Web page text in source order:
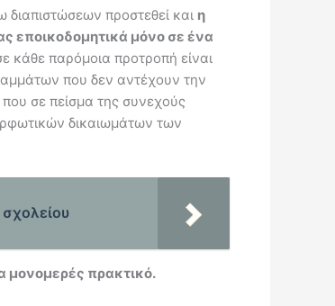
προστεθεί και η
εποικοδομητικά μόνο σε ένα
κάθε παρόμοια προτροπή είναι
που δεν αντέχουν την
σε πείσμα της συνεχούς
δικαιωμάτων των
μονομερές πρακτικό.